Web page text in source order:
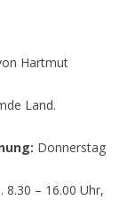
Hartmut
Land.
Donnerstag
8.30 – 16.00 Uhr,